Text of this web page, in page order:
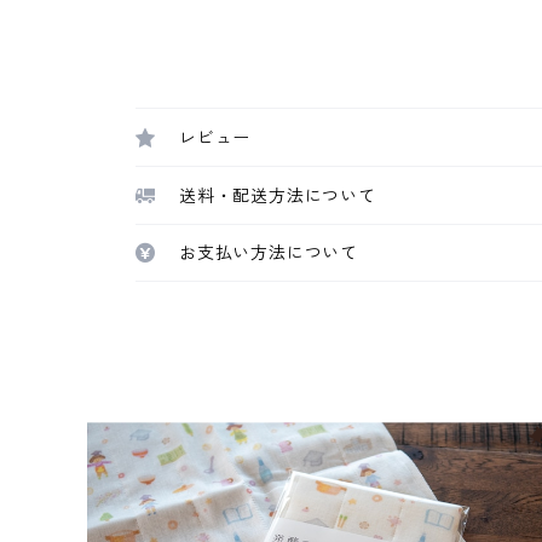
レビュー
送料・配送方法について
お支払い方法について